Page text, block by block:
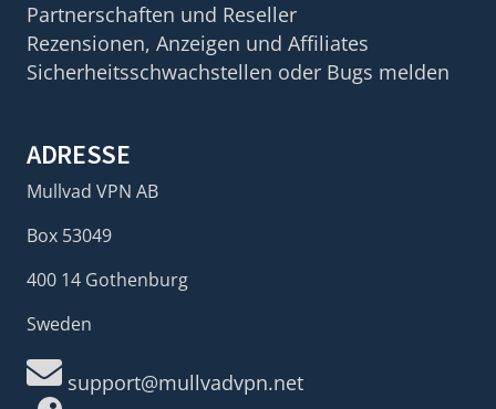
Partnerschaften und Reseller
Rezensionen, Anzeigen und Affiliates
Sicherheitsschwachstellen oder Bugs melden
ADRESSE
Mullvad VPN AB
Box 53049
400 14 Gothenburg
Sweden
support@mullvadvpn.net